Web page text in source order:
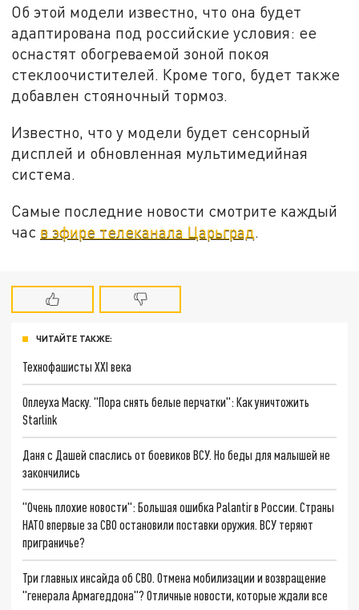
Об этой модели известно, что она будет
адаптирована под российские условия: ее
оснастят обогреваемой зоной покоя
стеклоочистителей. Кроме того, будет также
добавлен стояночный тормоз.
Известно, что у модели будет сенсорный
дисплей и обновленная мультимедийная
система.
Самые последние новости смотрите каждый
час в эфире телеканала Царьград
ЧИТАЙТЕ ТАКЖЕ:
Технофашисты XXI века
Оплеуха Маску. "Пора снять белые перчатки": Как уничтожить
Starlink
Даня с Дашей спаслись от боевиков ВСУ. Но беды для малышей не
закончились
"Очень плохие новости": Большая ошибка Palantir в России. Страны
НАТО впервые за СВО остановили поставки оружия. ВСУ теряют
приграничье?
Три главных инсайда об СВО. Отмена мобилизации и возвращение
"генерала Армагеддона"? Отличные новости, которые ждали все